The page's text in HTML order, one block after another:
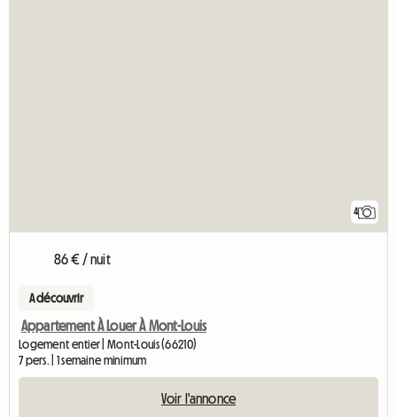
4
86 € / nuit
A découvrir
Appartement À Louer À Mont-Louis
Logement entier | Mont-Louis (66210)
7 pers. | 1 semaine minimum
Voir l'annonce